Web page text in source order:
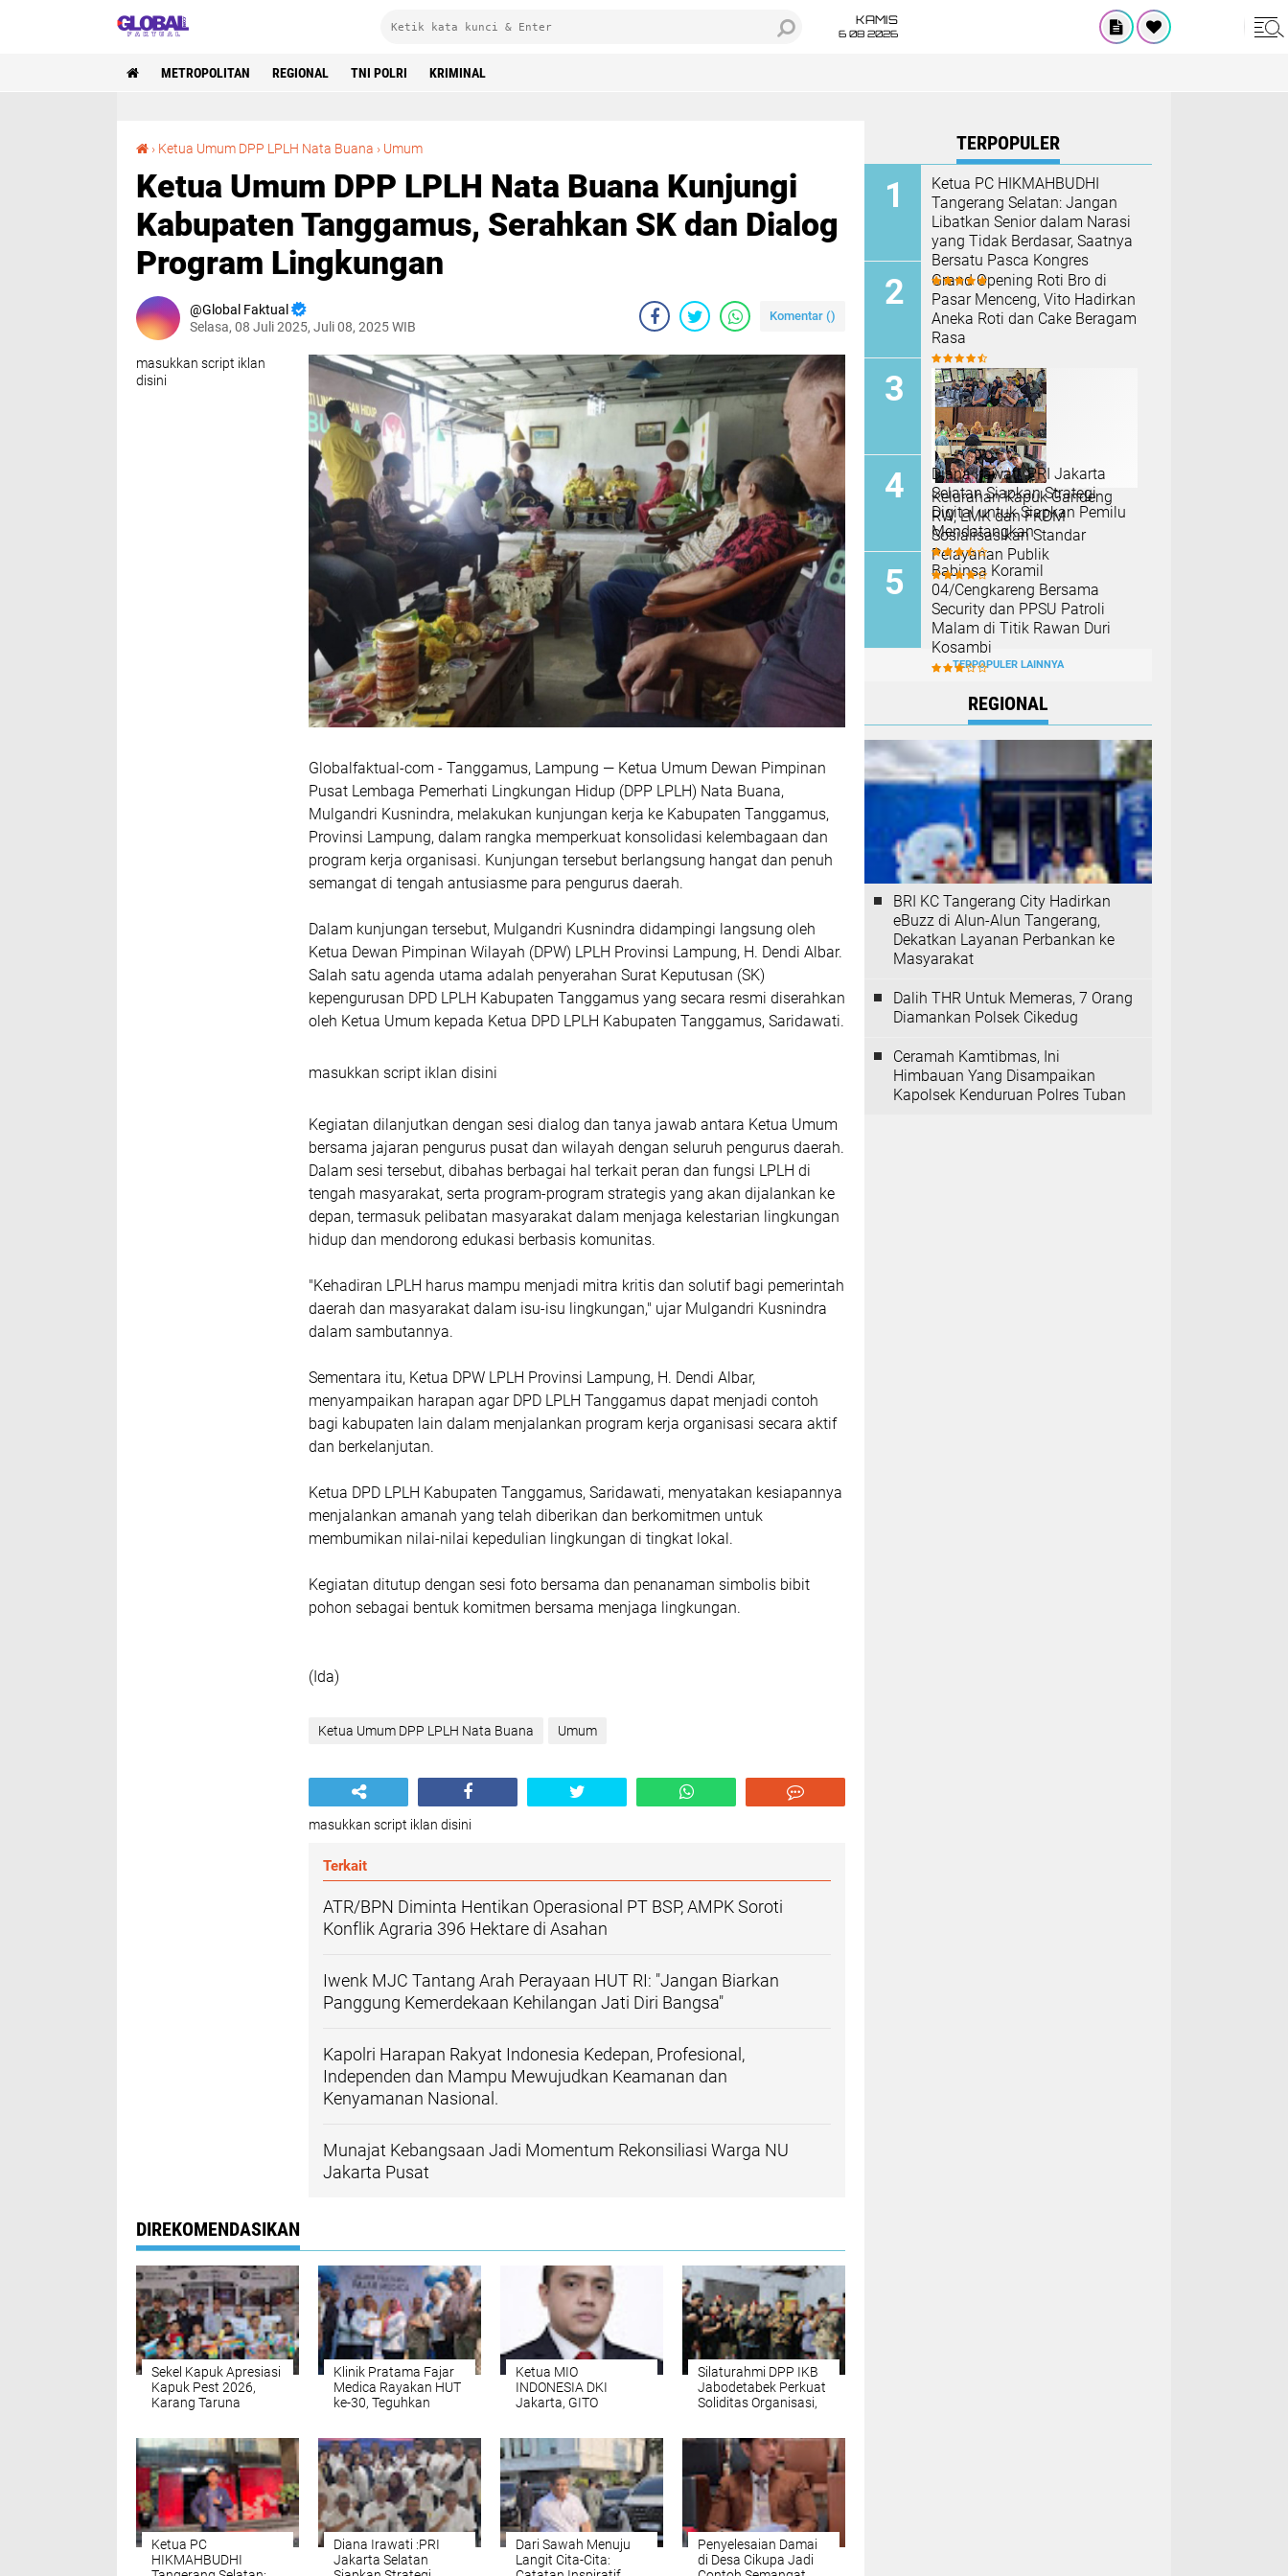
KAMIS
6 08 2026
METROPOLITAN REGIONAL TNI POLRI KRIMINAL
› Ketua Umum DPP LPLH Nata Buana › Umum
Ketua Umum DPP LPLH Nata Buana Kunjungi
Kabupaten Tanggamus, Serahkan SK dan Dialog
Program Lingkungan
Global Faktual
Selasa, 08 Juli 2025, Juli 08, 2025 WIB
Komentar ()
masukkan script iklan
disini
Globalfaktual-com - Tanggamus, Lampung — Ketua Umum Dewan Pimpinan
Pusat Lembaga Pemerhati Lingkungan Hidup (DPP LPLH) Nata Buana,
Mulgandri Kusnindra, melakukan kunjungan kerja ke Kabupaten Tanggamus,
Provinsi Lampung, dalam rangka memperkuat konsolidasi kelembagaan dan
program kerja organisasi. Kunjungan tersebut berlangsung hangat dan penuh
semangat di tengah antusiasme para pengurus daerah.
Dalam kunjungan tersebut, Mulgandri Kusnindra didampingi langsung oleh
Ketua Dewan Pimpinan Wilayah (DPW) LPLH Provinsi Lampung, H. Dendi Albar.
Salah satu agenda utama adalah penyerahan Surat Keputusan (SK)
kepengurusan DPD LPLH Kabupaten Tanggamus yang secara resmi diserahkan
oleh Ketua Umum kepada Ketua DPD LPLH Kabupaten Tanggamus, Saridawati.
masukkan script iklan disini
Kegiatan dilanjutkan dengan sesi dialog dan tanya jawab antara Ketua Umum
bersama jajaran pengurus pusat dan wilayah dengan seluruh pengurus daerah.
Dalam sesi tersebut, dibahas berbagai hal terkait peran dan fungsi LPLH di
tengah masyarakat, serta program-program strategis yang akan dijalankan ke
depan, termasuk pelibatan masyarakat dalam menjaga kelestarian lingkungan
hidup dan mendorong edukasi berbasis komunitas.
"Kehadiran LPLH harus mampu menjadi mitra kritis dan solutif bagi pemerintah
daerah dan masyarakat dalam isu-isu lingkungan," ujar Mulgandri Kusnindra
dalam sambutannya.
Sementara itu, Ketua DPW LPLH Provinsi Lampung, H. Dendi Albar,
menyampaikan harapan agar DPD LPLH Tanggamus dapat menjadi contoh
bagi kabupaten lain dalam menjalankan program kerja organisasi secara aktif
dan berkelanjutan.
Ketua DPD LPLH Kabupaten Tanggamus, Saridawati, menyatakan kesiapannya
menjalankan amanah yang telah diberikan dan berkomitmen untuk
membumikan nilai-nilai kepedulian lingkungan di tingkat lokal.
Kegiatan ditutup dengan sesi foto bersama dan penanaman simbolis bibit
pohon sebagai bentuk komitmen bersama menjaga lingkungan.
(Ida)
Ketua Umum DPP LPLH Nata Buana Umum
masukkan script iklan disini
Terkait
ATR/BPN Diminta Hentikan Operasional PT BSP, AMPK Soroti
Konflik Agraria 396 Hektare di Asahan
Iwenk MJC Tantang Arah Perayaan HUT RI: "Jangan Biarkan
Panggung Kemerdekaan Kehilangan Jati Diri Bangsa"
Kapolri Harapan Rakyat Indonesia Kedepan, Profesional,
Independen dan Mampu Mewujudkan Keamanan dan
Kenyamanan Nasional.
Munajat Kebangsaan Jadi Momentum Rekonsiliasi Warga NU
Jakarta Pusat
DIREKOMENDASIKAN
Sekel Kapuk Apresiasi
Kapuk Pest 2026,
Karang Taruna
Digelar Rutin
Klinik Pratama Fajar
Medica Rayakan HUT
ke-30, Teguhkan
Ketua MIO
INDONESIA DKI
Jakarta, GITO
Didampingi 7
Pengacara
Kenamaan
Silaturahmi DPP IKB
Jabodetabek Perkuat
Soliditas Organisasi,
Sari Cempaka
Ketua PC
HIKMAHBUDHI
Diana Irawati :PRI
Jakarta Selatan
Dari Sawah Menuju
Langit Cita-Cita:
Penyelesaian Damai
di Desa Cikupa Jadi
TERPOPULER
Ketua PC HIKMAHBUDHI
Tangerang Selatan: Jangan
Libatkan Senior dalam Narasi
yang Tidak Berdasar, Saatnya
Bersatu Pasca Kongres
Grand Opening Roti Bro di
Pasar Menceng, Vito Hadirkan
Aneka Roti dan Cake Beragam
Rasa
Kelurahan Kapuk Gandeng
RW, LMK dan FKDM
Sosialisasikan Standar
Pelayanan Publik
Diana Irawati :PRI Jakarta
Selatan Siapkan Strategi
Digital untuk Siapkan Pemilu
Mendatangkan
Babinsa Koramil
04/Cengkareng Bersama
Security dan PPSU Patroli
Malam di Titik Rawan Duri
Kosambi
TERPOPULER LAINNYA
REGIONAL
BRI KC Tangerang City Hadirkan
eBuzz di Alun-Alun Tangerang,
Dekatkan Layanan Perbankan ke
Masyarakat
Dalih THR Untuk Memeras, 7 Orang
Diamankan Polsek Cikedug
Ceramah Kamtibmas, Ini
Himbauan Yang Disampaikan
Kapolsek Kenduruan Polres Tuban